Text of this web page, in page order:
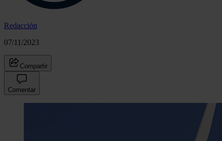
Redacción
07/11/2023
Compartir
Comentar